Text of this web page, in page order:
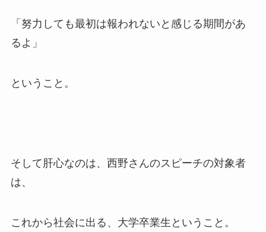
「努力しても最初は報われないと感じる期間があ
るよ」
ということ。
そして肝心なのは、西野さんのスピーチの対象者
は、
これから社会に出る、大学卒業生ということ。